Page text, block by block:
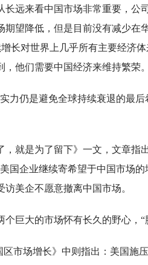
远来看中国市场非常重要，公
望降低，但是目前没有减少在
长对世界上几乎所有主要经济
他们需要中国经济来维持繁荣。
力仍是避免全球持续衰退的最
就是为了留下》一文，文章指
国企业继续寄希望于中国市场
美企不愿意撤离中国市场。
巨大的市场怀有长久的野心，“
市场增长》中则指出：美国施